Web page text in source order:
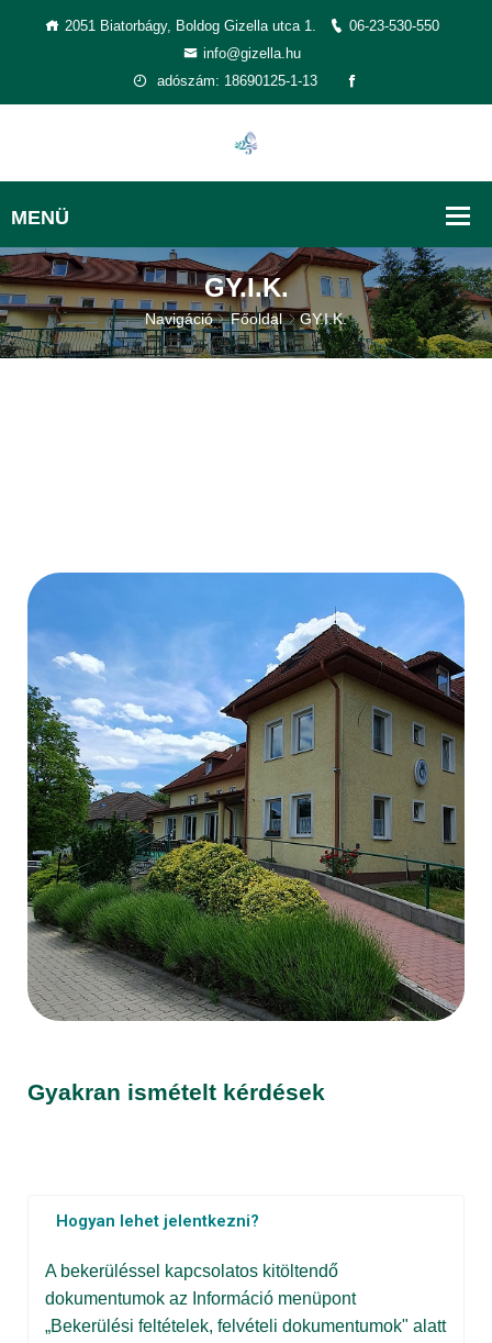
2051 Biatorbágy, Boldog Gizella utca 1.
06-23-530-550
info@gizella.hu
adószám: 18690125-1-13
GY.I.K.
Navigáció Főoldal GY.I.K.
Gyakran ismételt kérdések
Hogyan lehet jelentkezni?
A bekerüléssel kapcsolatos kitöltendő
dokumentumok az Információ menüpont
„Bekerülési feltételek, felvételi dokumentumok" alatt